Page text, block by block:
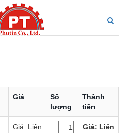
Giá
Số
lượng
Thành
tiền
Giá: Liên
Giá: Liên